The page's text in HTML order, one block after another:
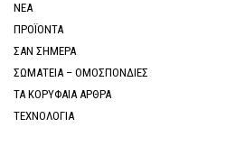
ΝΕΑ
ΠΡΟΪΟΝΤΑ
ΣΑΝ ΣΗΜΕΡΑ
ΣΩΜΑΤΕΙΑ – ΟΜΟΣΠΟΝΔΙΕΣ
ΤΑ ΚΟΡΥΦΑΙΑ ΑΡΘΡΑ
ΤΕΧΝΟΛΟΓΙΑ